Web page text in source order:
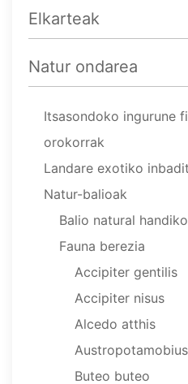
Elkarteak
Natur ondarea
Itsasondoko ingurune
orokorrak
Landare exotiko
Natur-balioak
Balio natural
Fauna berezia
Accipiter gentilis
Accipiter nisus
Alcedo atthis
Buteo buteo